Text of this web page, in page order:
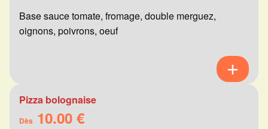
Base sauce tomate, fromage, double merguez,
oignons, poivrons, oeuf
Pizza bolognaise
Dès 10.00 €